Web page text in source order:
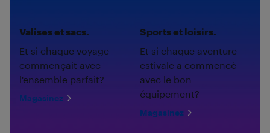
Valises et sacs.
Et si chaque voyage
commençait avec
l'ensemble parfait?
Magasinez
Sports et loisirs.
Et si chaque aventure
estivale a commencé
avec le bon
équipement?
Magasinez